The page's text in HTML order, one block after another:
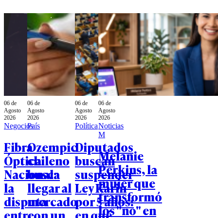
06 de
Agosto
2026
Negocios
Fibra
Óptica
Nacional:
la
disputa
06 de
Agosto
2026
País
Ozempic
chileno
busca
llegar al
mercado
06 de
Agosto
2026
Política
Diputados
buscan
suspender
Ley Karin
por 5 años:
06 de
Agosto
2026
Noticias
M
Melanie
Perkins, la
mujer que
transformó
los "no" en